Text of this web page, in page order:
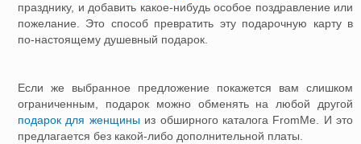
празднику, и добавить какое-нибудь особое поздравление или
пожелание. Это способ превратить эту подарочную карту в
по-настоящему душевный подарок.
Если же выбранное предложение покажется вам слишком
ограниченным, подарок можно обменять на любой другой
подарок для женщиныиз обширного каталога FromMe. И это
предлагается без какой-либо дополнительной платы.